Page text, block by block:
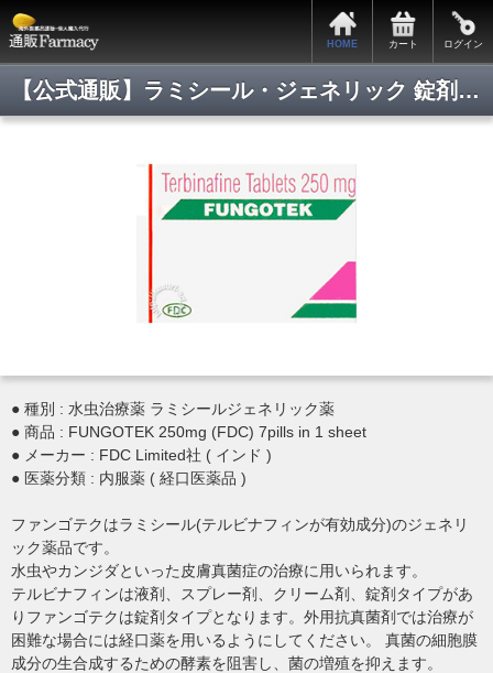
HOME カート ログイン
【公式通販】ラミシール・ジェネリック 錠剤/最安値通販/正規品保証/即日発送/即日通販/Pmart/通販ファーマシー
● 種別 : 水虫治療薬 ラミシールジェネリック薬
● 商品 : FUNGOTEK 250mg (FDC) 7pills in 1 sheet
● メーカー : FDC Limited社 ( インド )
● 医薬分類 : 内服薬 ( 経口医薬品 )
ファンゴテクはラミシール(テルビナフィンが有効成分)のジェネリ
ック薬品です。
水虫やカンジダといった皮膚真菌症の治療に用いられます。
テルビナフィンは液剤、スプレー剤、クリーム剤、錠剤タイプがあ
りファンゴテクは錠剤タイプとなります。外用抗真菌剤では治療が
困難な場合には経口薬を用いるようにしてください。 真菌の細胞膜
成分の生合成するための酵素を阻害し、菌の増殖を抑えます。